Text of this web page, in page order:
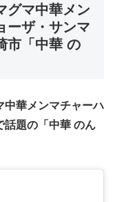
グマ中華メン
ーザ・サンマ
市「中華 の
中華メンマチャーハ
話題の「中華 のん